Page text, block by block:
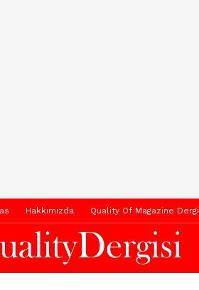
Hakkımızda Quality Of Magazine